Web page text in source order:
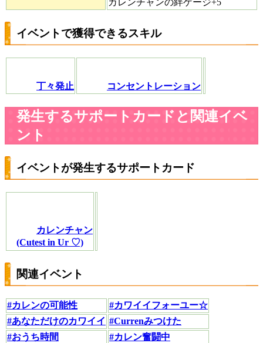
イベントで獲得できるスキル
丁々発止 コンセントレーション
発生するサポートカードと関連イベ
ント
イベントが発生するサポートカード
カレンチャン
(Cutest in Ur ♡)
関連イベント
#カレンの可能性
#カワイイフォーユー☆
#あなただけのカワイイ #Currenみつけた
#おうち時間
#カレン奮闘中